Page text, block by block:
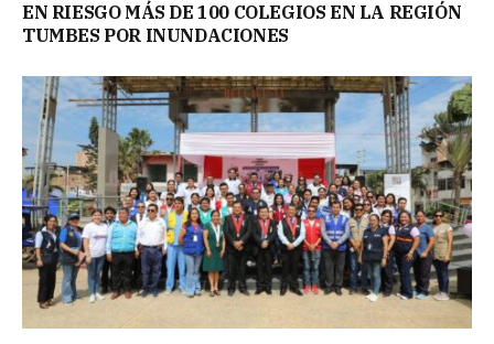
EN RIESGO MÁS DE 100 COLEGIOS EN LA REGIÓN
TUMBES POR INUNDACIONES